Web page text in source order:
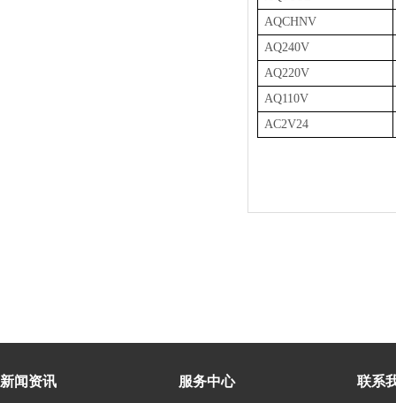
AQCHNV
AQ240V
AQ220V
AQ110V
AC2V24
新闻资讯 服务中心 联系